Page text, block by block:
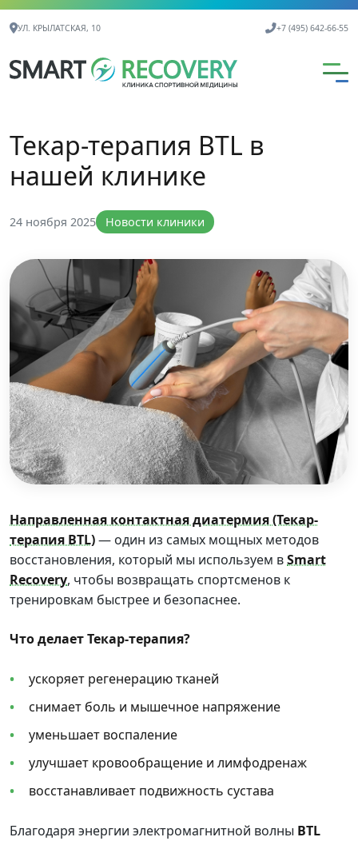
Контактная информация
УЛ. КРЫЛАТСКАЯ, 10 +7 (495) 642-66-55
Текар-терапия BTL в
нашей клинике
24 ноября 2025 Новости клиники
Направленная контактная диатермия (Текар-
терапия BTL)— один из самых мощных методов
восстановления, который мы используем вSmart
Recovery, чтобы возвращать спортсменов к
тренировкам быстрее и безопаснее.
Что делает Текар-терапия?
ускоряет регенерацию тканей
снимает боль и мышечное напряжение
уменьшает воспаление
улучшает кровообращение и лимфодренаж
восстанавливает подвижность сустава
Благодаря энергии электромагнитной волны BTL